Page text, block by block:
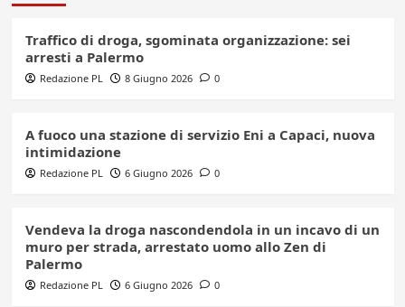
Traffico di droga, sgominata organizzazione: sei
arresti a Palermo
Redazione PL 8 Giugno 2026 0
A fuoco una stazione di servizio Eni a Capaci, nuova
intimidazione
Redazione PL 6 Giugno 2026 0
Vendeva la droga nascondendola in un incavo di un
muro per strada, arrestato uomo allo Zen di
Palermo
Redazione PL 6 Giugno 2026 0